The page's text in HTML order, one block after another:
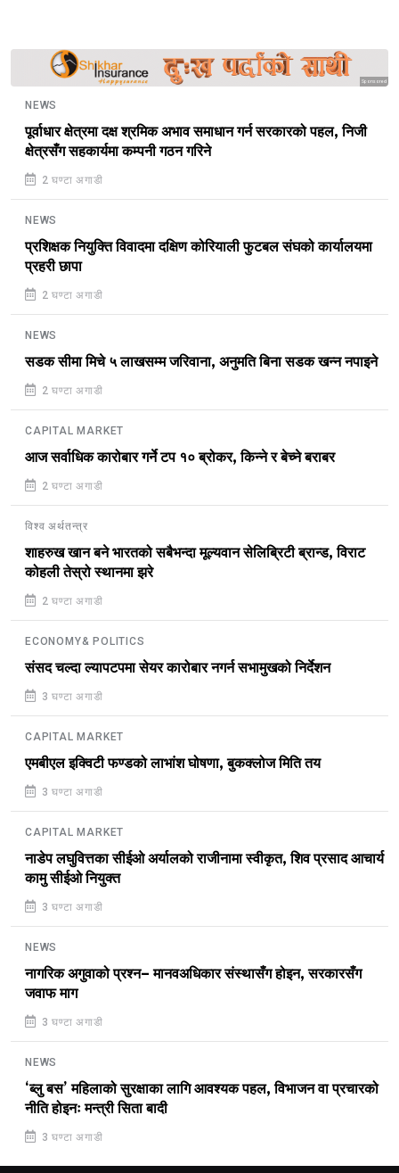
Sponsored
NEWS
पूर्वाधार क्षेत्रमा दक्ष श्रमिक अभाव समाधान गर्न सरकारको पहल, निजी
क्षेत्रसँग सहकार्यमा कम्पनी गठन गरिने
2 घण्टा अगाडी
NEWS
प्रशिक्षक नियुक्ति विवादमा दक्षिण कोरियाली फुटबल संघको कार्यालयमा
प्रहरी छापा
2 घण्टा अगाडी
NEWS
सडक सीमा मिचे ५ लाखसम्म जरिवाना, अनुमति बिना सडक खन्न नपाइने
2 घण्टा अगाडी
CAPITAL MARKET
आज सर्वाधिक कारोबार गर्ने टप १० ब्रोकर, किन्ने र बेच्ने बराबर
2 घण्टा अगाडी
विश्व अर्थतन्त्र
शाहरुख खान बने भारतको सबैभन्दा मूल्यवान सेलिब्रिटी ब्रान्ड, विराट
कोहली तेस्रो स्थानमा झरे
2 घण्टा अगाडी
ECONOMY& POLITICS
संसद चल्दा ल्यापटपमा सेयर कारोबार नगर्न सभामुखको निर्देशन
3 घण्टा अगाडी
CAPITAL MARKET
एमबीएल इक्विटी फण्डको लाभांश घोषणा, बुकक्लोज मिति तय
3 घण्टा अगाडी
CAPITAL MARKET
नाडेप लघुवित्तका सीईओ अर्यालको राजीनामा स्वीकृत, शिव प्रसाद आचार्य
कामु सीईओ नियुक्त
3 घण्टा अगाडी
NEWS
नागरिक अगुवाको प्रश्न– मानवअधिकार संस्थासँग होइन, सरकारसँग
जवाफ माग
3 घण्टा अगाडी
NEWS
‘ब्लु बस’ महिलाको सुरक्षाका लागि आवश्यक पहल, विभाजन वा प्रचारको
नीति होइनः मन्त्री सिता बादी
3 घण्टा अगाडी